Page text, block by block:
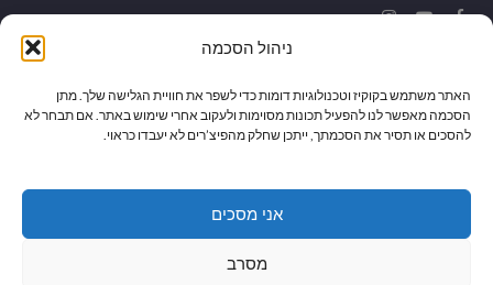
ניהול הסכמה
האתר משתמש בקוקיז וטכנולוגיות דומות כדי לשפר את חוויית הגלישה שלך. מתן
הסכמה מאפשר לנו להפעיל תכונות מסוימות ולעקוב אחרי שימוש באתר. אם תבחר לא
להסכים או תסיר את הסכמתך, ייתכן שחלק מהפיצ’רים לא יעבדו כראוי.
אני מסכים
מסרב